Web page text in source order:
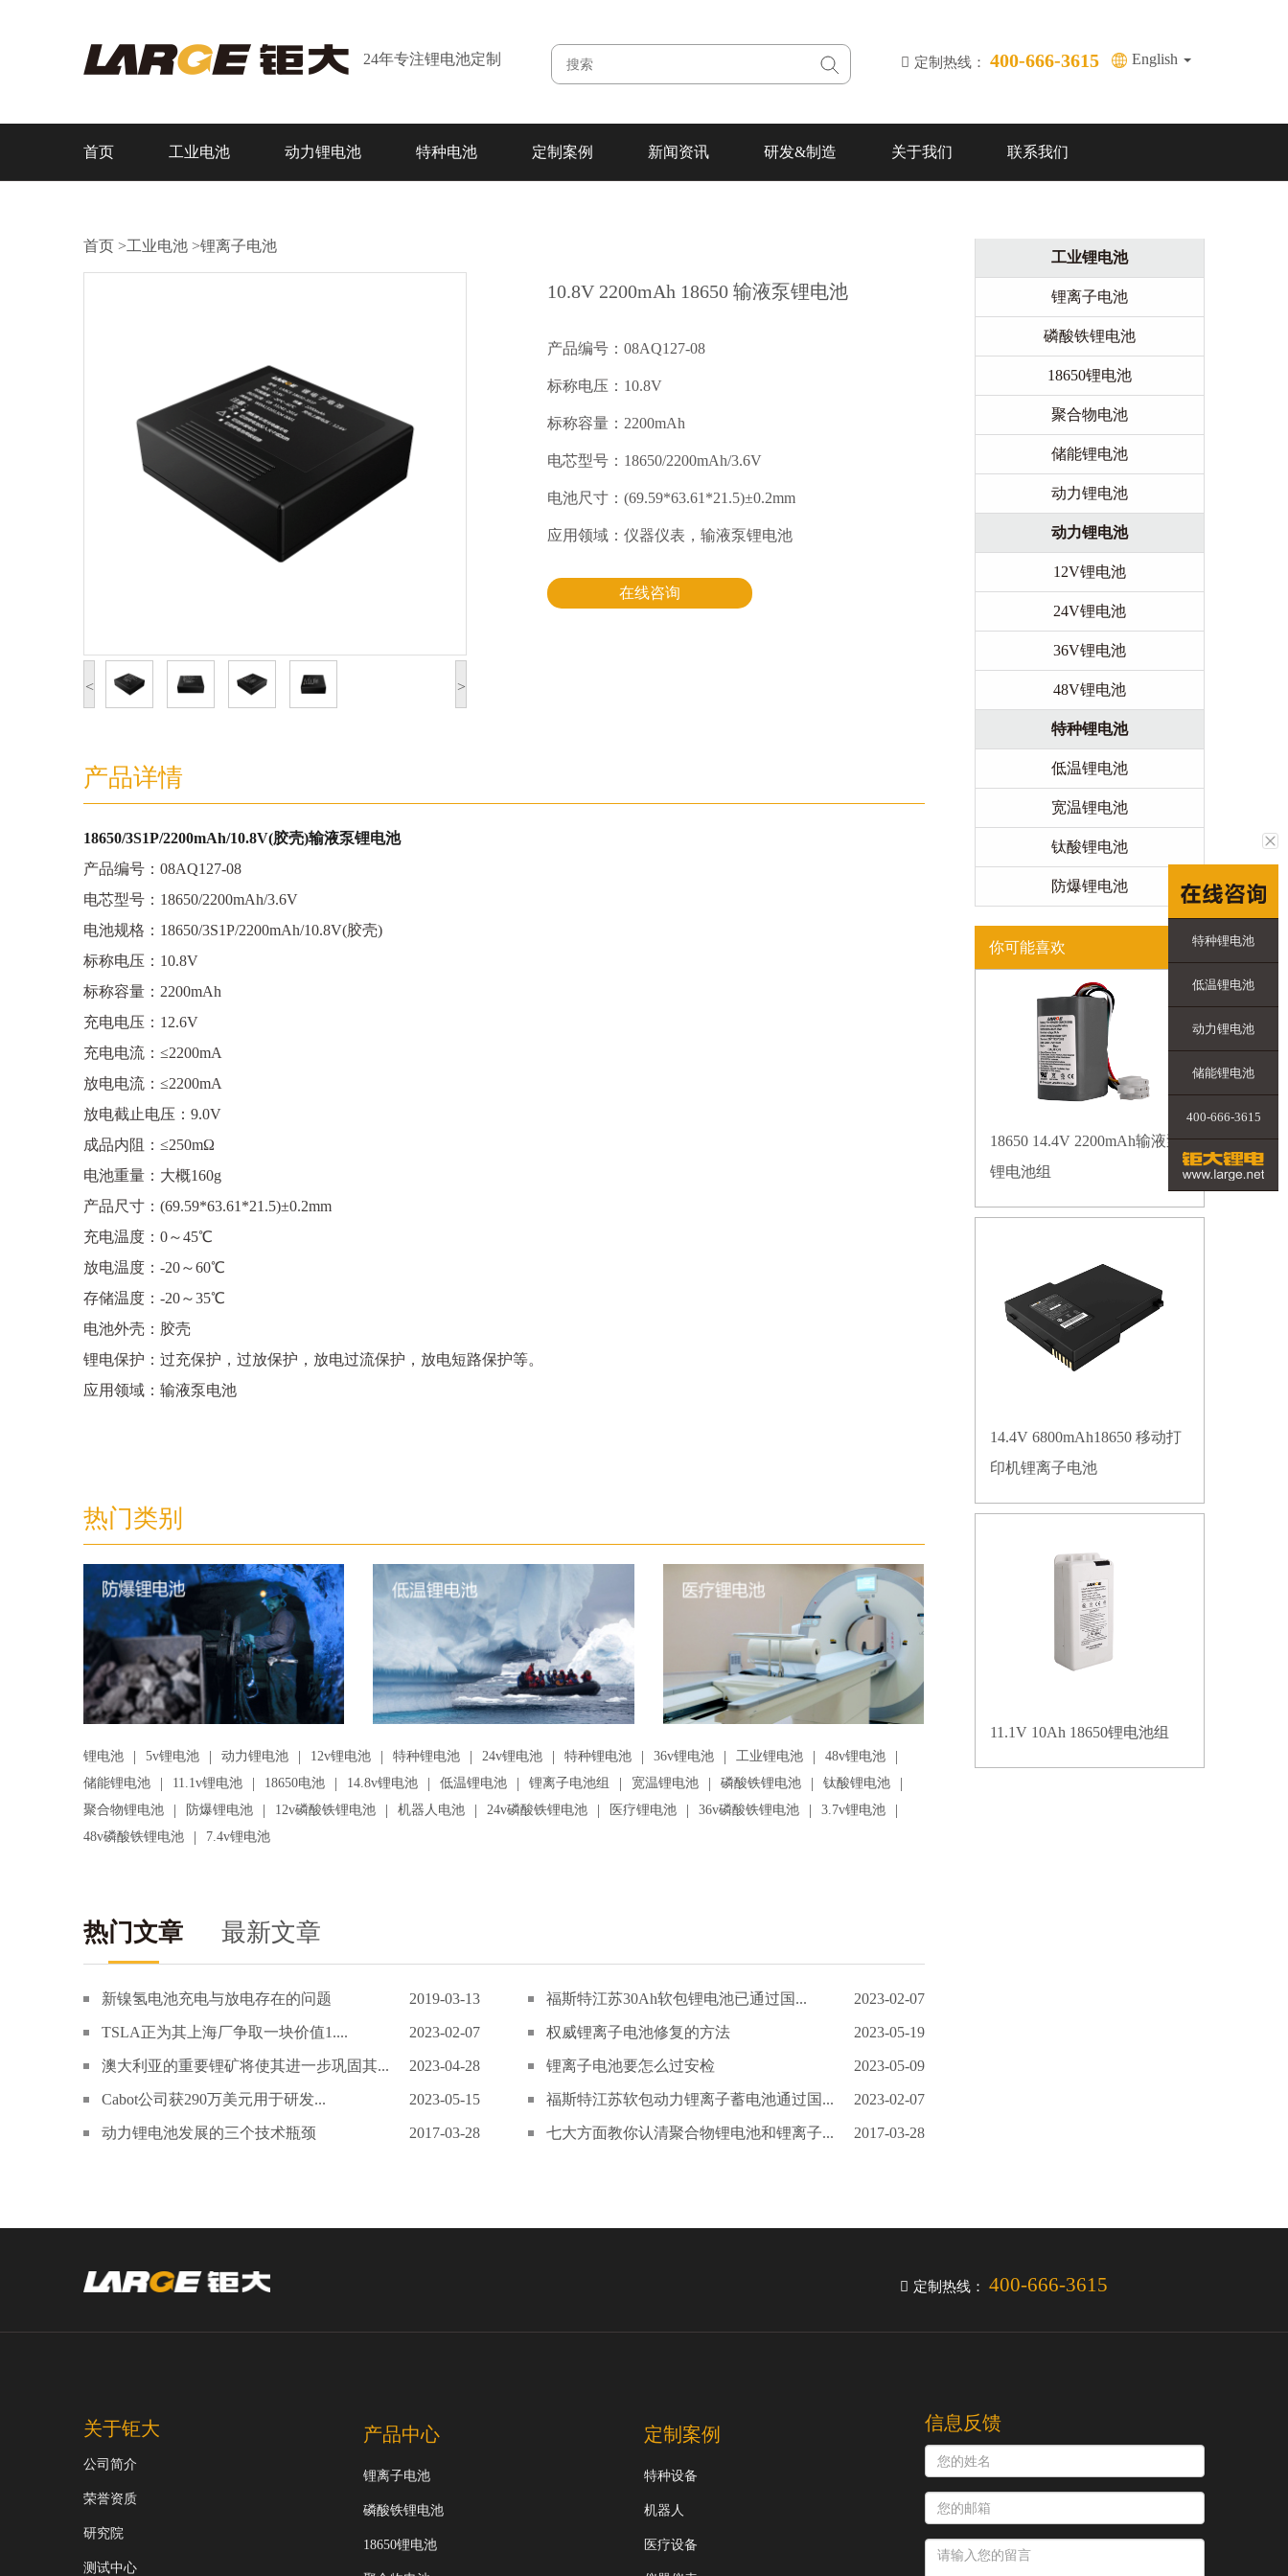
24年专注锂电池定制 定制热线： 400-666-3615 English
首页 工业电池 动力锂电池 特种电池 定制案例 新闻资讯 研发&制造 关于我们 联系我们
首页 >工业电池 >锂离子电池
< >
10.8V 2200mAh 18650 输液泵锂电池
产品编号：08AQ127-08
标称电压：10.8V
标称容量：2200mAh
电芯型号：18650/2200mAh/3.6V
电池尺寸：(69.59*63.61*21.5)±0.2mm
应用领域：仪器仪表，输液泵锂电池
在线咨询
产品详情
18650/3S1P/2200mAh/10.8V(胶壳)输液泵锂电池
产品编号：08AQ127-08
电芯型号：18650/2200mAh/3.6V
电池规格：18650/3S1P/2200mAh/10.8V(胶壳)
标称电压：10.8V
标称容量：2200mAh
充电电压：12.6V
充电电流：≤2200mA
放电电流：≤2200mA
放电截止电压：9.0V
成品内阻：≤250mΩ
电池重量：大概160g
产品尺寸：(69.59*63.61*21.5)±0.2mm
充电温度：0～45℃
放电温度：-20～60℃
存储温度：-20～35℃
电池外壳：胶壳
锂电保护：过充保护，过放保护，放电过流保护，放电短路保护等。
应用领域：输液泵电池
热门类别
锂电池 | 5v锂电池 | 动力锂电池 | 12v锂电池 | 特种锂电池 | 24v锂电池 | 特种锂电池 | 36v锂电池 | 工业锂电池 | 48v锂电池 |
储能锂电池 | 11.1v锂电池 | 18650电池 | 14.8v锂电池 | 低温锂电池 | 锂离子电池组 | 宽温锂电池 | 磷酸铁锂电池 | 钛酸锂电池 |
聚合物锂电池 | 防爆锂电池 | 12v磷酸铁锂电池 | 机器人电池 | 24v磷酸铁锂电池 | 医疗锂电池 | 36v磷酸铁锂电池 | 3.7v锂电池 |
48v磷酸铁锂电池 | 7.4v锂电池
热门文章 最新文章
新镍氢电池充电与放电存在的问题 2019-03-13 福斯特江苏30Ah软包锂电池已通过国... 2023-02-07
TSLA正为其上海厂争取一块价值1.... 2023-02-07 权威锂离子电池修复的方法 2023-05-19
澳大利亚的重要锂矿将使其进一步巩固其... 2023-04-28 锂离子电池要怎么过安检 2023-05-09
Cabot公司获290万美元用于研发... 2023-05-15 福斯特江苏软包动力锂离子蓄电池通过国... 2023-02-07
动力锂电池发展的三个技术瓶颈 2017-03-28 七大方面教你认清聚合物锂电池和锂离子... 2017-03-28
工业锂电池
锂离子电池
磷酸铁锂电池
18650锂电池
聚合物电池
储能锂电池
动力锂电池
动力锂电池
12V锂电池
24V锂电池
36V锂电池
48V锂电池
特种锂电池
低温锂电池
宽温锂电池
钛酸锂电池
防爆锂电池
你可能喜欢
18650 14.4V 2200mAh输液泵
锂电池组
14.4V 6800mAh18650 移动打
印机锂离子电池
11.1V 10Ah 18650锂电池组
定制热线： 400-666-3615
关于钜大
公司简介
荣誉资质
研究院
测试中心
产品中心
锂离子电池
磷酸铁锂电池
18650锂电池
定制案例
特种设备
机器人
医疗设备
信息反馈
特种锂电池
低温锂电池
动力锂电池
储能锂电池
400-666-3615